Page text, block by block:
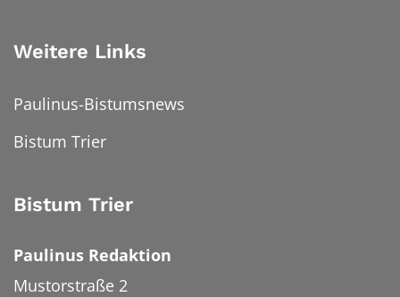
Weitere Links
Paulinus-Bistumsnews
Bistum Trier
Bistum Trier
Paulinus Redaktion
Mustorstraße 2